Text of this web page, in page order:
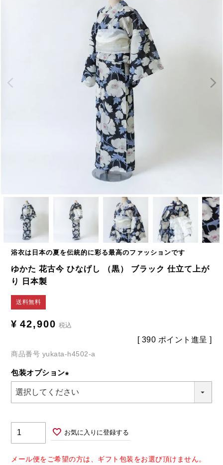
浴衣は日本の夏を伝統的に彩る最高のファッションです
ゆかた 花古今 ひなげし （黒） ブラック 仕立て上が
り 日本製
送料無料
¥ 42,900 税込
[ 390 ポイント進呈 ]
商品番号 yukata-h4502-a
包装オプション
(必
お気に入りに登録する
メール便をご希望の方は、ギフト包装をお選び頂けません。